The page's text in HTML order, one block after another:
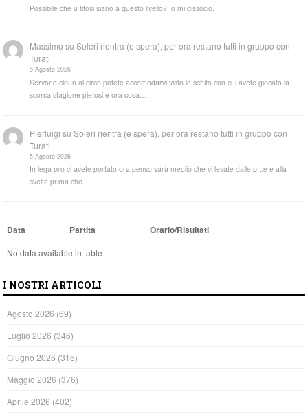
Possibile che u tifosi siano a questo livello? Io mi dissocio.
Massimo suSoleri rientra (e spera), per ora restano tutti in gruppo con
Turati
5 Agosto 2026
Servono cloun al circo potete accomodarvi visto lo schifo con cui avete giocato la
scorsa stagione pietosi e ora cosa…
Pierluigi suSoleri rientra (e spera), per ora restano tutti in gruppo con
Turati
5 Agosto 2026
In lega pro ci avete portato ora penso sarà meglio che vi levate dalle p...e e alla
svelta prima che…
Data Partita Orario/Risultati
No data available in table
I NOSTRI ARTICOLI
Agosto 2026 (69)
Luglio 2026 (346)
Giugno 2026 (316)
Maggio 2026 (376)
Aprile 2026 (402)